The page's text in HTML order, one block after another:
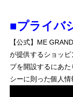
■プライバ
【公式】ME
が提供するショッ
プを開設するにあ
シーに則った個人情